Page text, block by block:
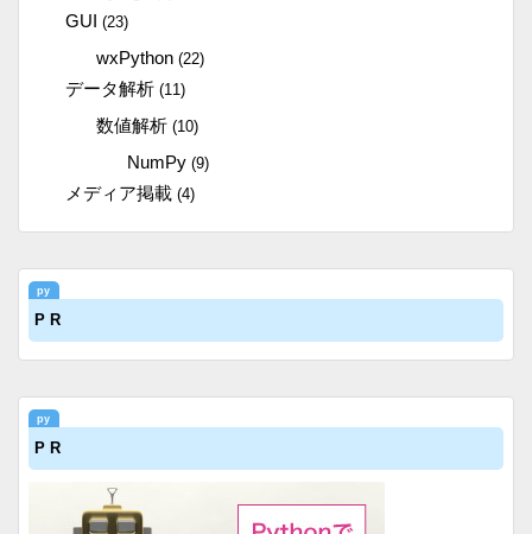
GUI (23)
wxPython (22)
データ解析 (11)
数値解析 (10)
NumPy (9)
メディア掲載 (4)
P R
P R